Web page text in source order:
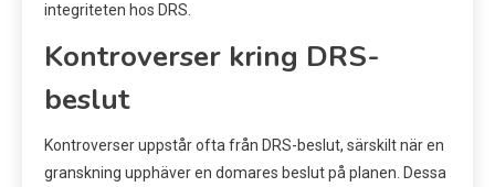
integriteten hos DRS.
Kontroverser kring DRS-
beslut
Kontroverser uppstår ofta från DRS-beslut, särskilt när en
granskning upphäver en domares beslut på planen. Dessa